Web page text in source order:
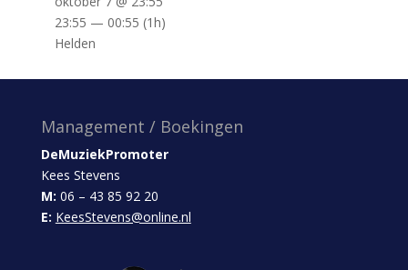
23:55 — 00:55 (1h)
Helden
Management / Boekingen
DeMuziekPromoter
Kees Stevens
M: 06 – 43 85 92 20
E: KeesStevens@online.nl